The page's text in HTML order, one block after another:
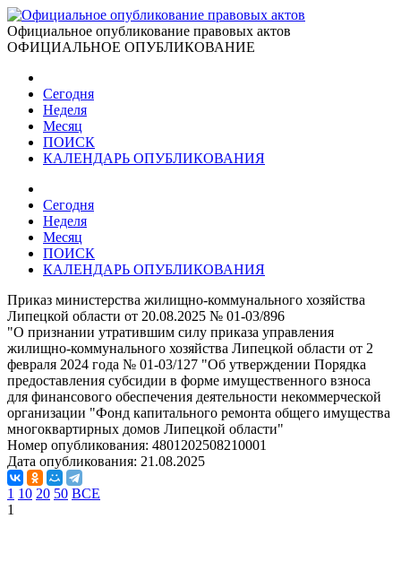
Официальное опубликование правовых актов
ОФИЦИАЛЬНОЕ ОПУБЛИКОВАНИЕ
Сегодня
Неделя
Месяц
ПОИСК
КАЛЕНДАРЬ ОПУБЛИКОВАНИЯ
Сегодня
Неделя
Месяц
ПОИСК
КАЛЕНДАРЬ ОПУБЛИКОВАНИЯ
Приказ министерства жилищно-коммунального хозяйства
Липецкой области от 20.08.2025 № 01-03/896
"О признании утратившим силу приказа управления
жилищно-коммунального хозяйства Липецкой области от 2
февраля 2024 года № 01-03/127 "Об утверждении Порядка
предоставления субсидии в форме имущественного взноса
для финансового обеспечения деятельности некоммерческой
организации "Фонд капитального ремонта общего имущества
многоквартирных домов Липецкой области"
Номер опубликования: 4801202508210001
Дата опубликования: 21.08.2025
1 10 20 50 ВСЕ
1